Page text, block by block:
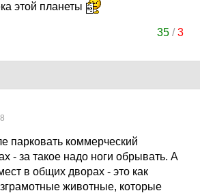
этой планеты
35 /3
парковать коммерческий
- за такое надо ноги обрывать. А
в общих дворах - это как
животные, которые